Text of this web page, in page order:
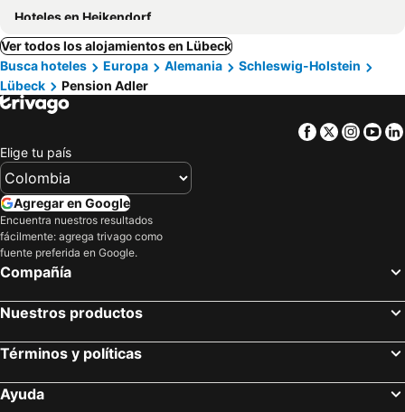
Hoteles en Heikendorf
Ver todos los alojamientos en Lübeck
Busca hoteles
Europa Alemania
Schleswig-Holstein
Lübeck
Pension Adler
Facebook
Twitter
Elige tu país
Agregar en Google
Encuentra nuestros resultados
fácilmente: agrega trivago como
fuente preferida en Google.
Compañía
Nuestros productos
Términos y políticas
Ayuda